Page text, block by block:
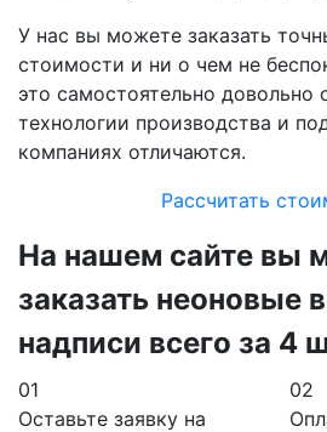
У нас вы можете заказать
стоимости и ни о чем не
это самостоятельно довольно
технологии производства и
компаниях отличаются.
Рассчитать
На нашем сайте вы
заказать неоновые
надписи всего за 4
01
Оставьте заявку на
02